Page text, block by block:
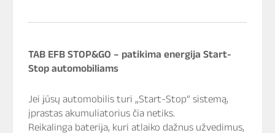
TAB EFB STOP&GO – patikima energija Start-
Stop automobiliams
Jei jūsų automobilis turi „Start-Stop“ sistemą,
įprastas akumuliatorius čia netiks.
Reikalinga baterija, kuri atlaiko dažnus užvedimus,